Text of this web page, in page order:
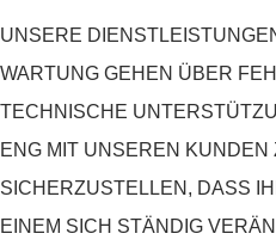
UNSERE
WARTUNG GEHEN ÜBER
TECHNISCHE
ENG MIT UNSEREN KUNDEN
SICHERZUSTELLEN, DASS
EINEM SICH STÄNDIG